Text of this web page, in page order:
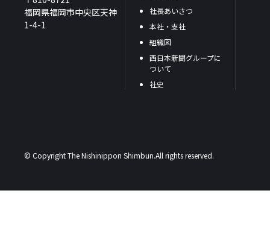
福岡県福岡市中央区天神
1-4-1
社長あいさつ
本社・支社
組織図
西日本新聞グループに
ついて
社史
© Copyright The Nishinippon Shimbun.All rights reserved.